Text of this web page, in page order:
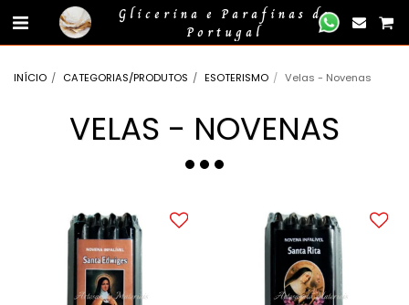
gtag('event', 'compra_finalizada', { //});
Glicerina e Parafinas de
Portugal
INÍCIO CATEGORIAS/PRODUTOS ESOTERISMO Velas - Novenas
VELAS - NOVENAS